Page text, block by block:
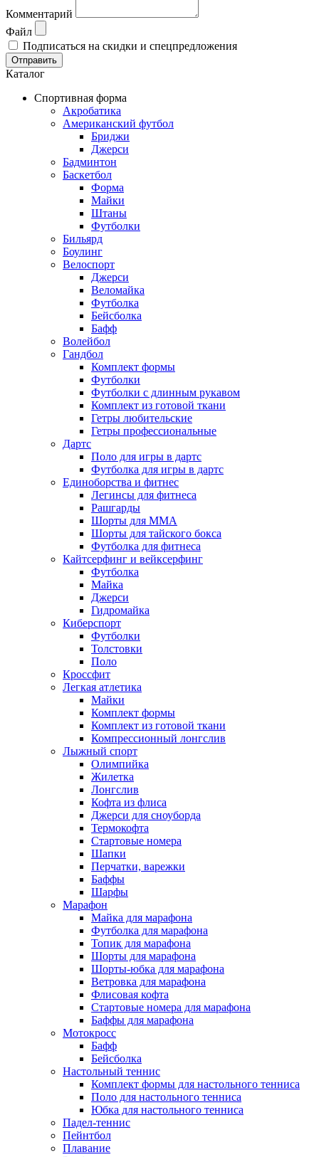
Комментарий
Файл
Подписаться на скидки и спецпредложения
Отправить
Каталог
Спортивная форма
Акробатика
Американский футбол
Бриджи
Джерси
Бадминтон
Баскетбол
Форма
Майки
Штаны
Футболки
Бильярд
Боулинг
Велоспорт
Джерси
Веломайка
Футболка
Бейсболка
Бафф
Волейбол
Гандбол
Комплект формы
Футболки
Футболки с длинным рукавом
Комплект из готовой ткани
Гетры любительские
Гетры профессиональные
Дартс
Поло для игры в дартс
Футболка для игры в дартс
Единоборства и фитнес
Легинсы для фитнеса
Рашгарды
Шорты для MMA
Шорты для тайского бокса
Футболка для фитнеса
Кайтсерфинг и вейксерфинг
Футболка
Майка
Джерси
Гидромайка
Киберспорт
Футболки
Толстовки
Поло
Кроссфит
Легкая атлетика
Майки
Комплект формы
Комплект из готовой ткани
Компрессионный лонгслив
Лыжный спорт
Олимпийка
Жилетка
Лонгслив
Кофта из флиса
Джерси для сноуборда
Термокофта
Стартовые номера
Шапки
Перчатки, варежки
Баффы
Шарфы
Марафон
Майка для марафона
Футболка для марафона
Топик для марафона
Шорты для марафона
Шорты-юбка для марафона
Ветровка для марафона
Флисовая кофта
Стартовые номера для марафона
Баффы для марафона
Мотокросс
Бафф
Бейсболка
Настольный теннис
Комплект формы для настольного тенниса
Поло для настольного тенниса
Юбка для настольного тенниса
Падел-теннис
Пейнтбол
Плавание